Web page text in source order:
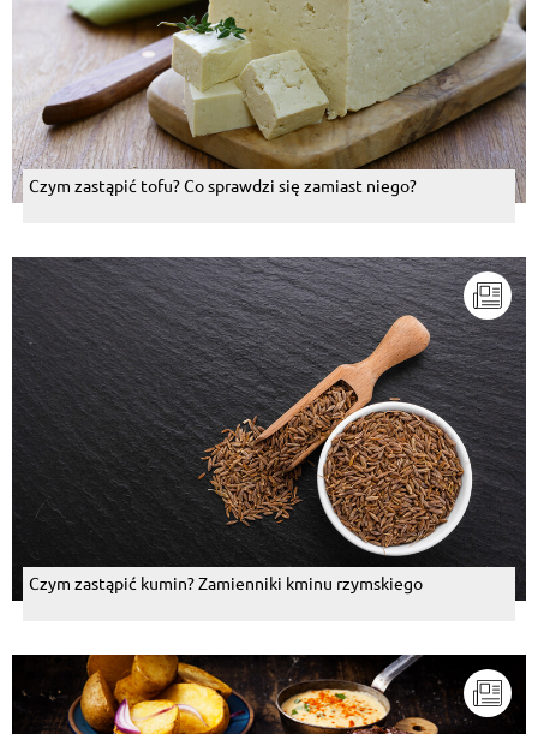
Czym zastąpić tofu? Co sprawdzi się zamiast niego?
Czym zastąpić kumin? Zamienniki kminu rzymskiego